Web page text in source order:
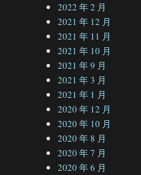
2022 年 2 月
2021 年 12 月
2021 年 11 月
2021 年 10 月
2021 年 9 月
2021 年 3 月
2021 年 1 月
2020 年 12 月
2020 年 10 月
2020 年 8 月
2020 年 7 月
2020 年 6 月